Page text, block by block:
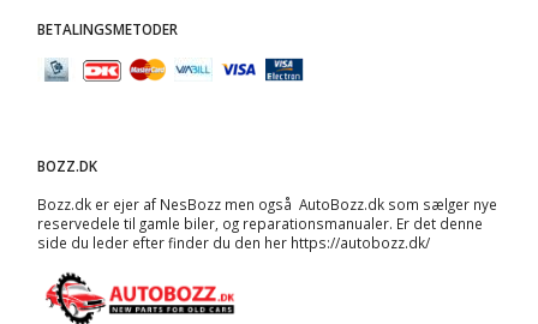
BETALINGSMETODER
BOZZ.DK
Bozz.dk er ejer af NesBozz men også AutoBozz.dk som sælger nye
reservedele til gamle biler, og reparationsmanualer. Er det denne
side du leder efter finder du den her https://autobozz.dk/